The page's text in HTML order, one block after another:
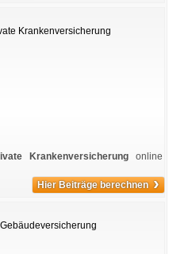
Krankenversicherungonline
Hier Beiträge berechnen ›